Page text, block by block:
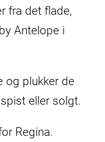
fra det flade,
Antelope i
og plukker de
eller solgt.
Regina.